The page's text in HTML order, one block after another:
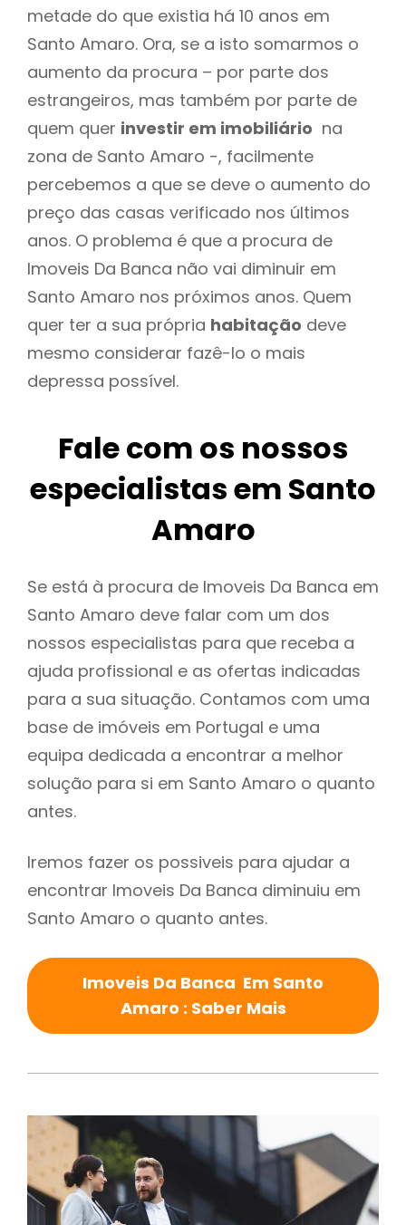
metade do que existia há 10 anos em
Santo Amaro. Ora, se a isto somarmos o
aumento da procura – por parte dos
estrangeiros, mas também por parte de
quem quer investir em imobiliário na
zona de Santo Amaro -, facilmente
percebemos a que se deve o aumento do
preço das casas verificado nos últimos
anos. O problema é que a procura de
Imoveis Da Banca não vai diminuir em
Santo Amaro nos próximos anos. Quem
quer ter a sua própria habitação deve
mesmo considerar fazê-lo o mais
depressa possível.
Fale com os nossos
especialistas em Santo
Amaro
Se está à procura de Imoveis Da Banca em
Santo Amaro deve falar com um dos
nossos especialistas para que receba a
ajuda profissional e as ofertas indicadas
para a sua situação. Contamos com uma
base de imóveis em Portugal e uma
equipa dedicada a encontrar a melhor
solução para si em Santo Amaro o quanto
antes.
Iremos fazer os possiveis para ajudar a
encontrar Imoveis Da Banca diminuiu em
Santo Amaro o quanto antes.
Imoveis Da Banca Em Santo
Amaro : Saber Mais